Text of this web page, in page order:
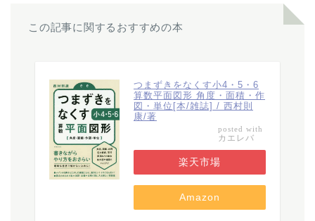
この記事に関するおすすめの本
つまずきをなくす小4・5・6
算数平面図形 角度・面積・作
図・単位[本/雑誌] / 西村則
康/著
posted with
カエレバ
楽天市場
Amazon